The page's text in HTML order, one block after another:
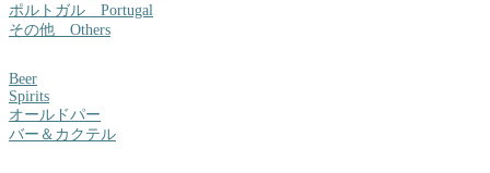
ポルトガル Portugal
その他 Others
Beer
Spirits
オールドパー
バー＆カクテル